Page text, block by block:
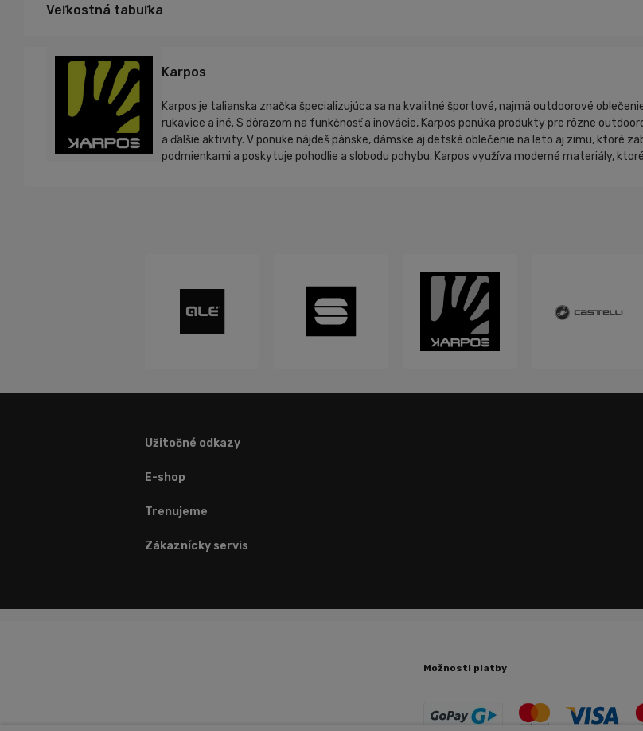
Veľkostná tabuľka
Karpos
Karpos je talianska značka špecializujúca sa na kvalitné športové, najmä outdoorové
rukavice a iné. S dôrazom na funkčnosť a inovácie, Karpos ponúka produkty pre rôzne
a ďalšie aktivity. V ponuke nájdeš pánske, dámske aj detské oblečenie na leto aj zimu, ktoré
podmienkami a poskytuje pohodlie a slobodu pohybu. Karpos využíva moderné materiály,
Užitočné odkazy
E-shop
Trenujeme
Zákaznícky servis
Možnosti platby